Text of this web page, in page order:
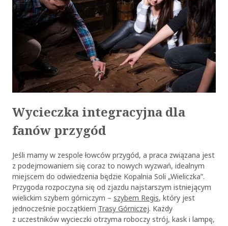
Wycieczka integracyjna dla
fanów przygód
Jeśli mamy w zespole łowców przygód, a praca związana jest
z podejmowaniem się coraz to nowych wyzwań, idealnym
miejscem do odwiedzenia będzie Kopalnia Soli „Wieliczka”.
Przygoda rozpoczyna się od zjazdu najstarszym istniejącym
wielickim szybem górniczym – szybem Regis, który jest
jednocześnie początkiem Trasy Górniczej. Każdy
z uczestników wycieczki otrzyma roboczy strój, kask i lampę,